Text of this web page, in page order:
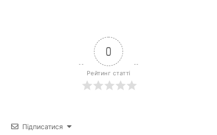
0
Рейтинг статті
Підписатися